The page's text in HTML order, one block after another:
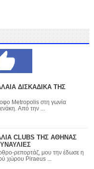
ΔΙΣΚΑΔΙΚΑ ΤΗΣ
Metropolis στη γωνία
Πανεπιστημίου και Εμμ. Μπενάκη. Από την ...
CLUBS ΤΗΣ ΑΘΗΝΑΣ
ρεπορτάζ, μου την έδωσε η
χώρου Piraeus ...